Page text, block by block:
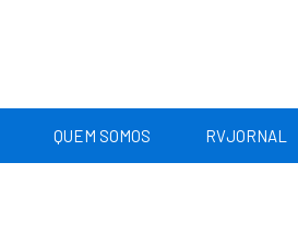
QUEM SOMOS RVJORNAL